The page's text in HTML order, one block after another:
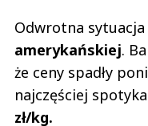
Odwrotna
amerykańskiej.
że ceny spadły
najczęściej
zł/kg.